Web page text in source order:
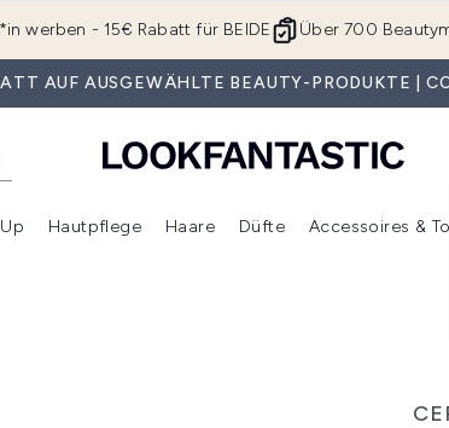
Zum Hauptinhalt springen
Über 700
werben - 15€ Rabatt für BEIDE
AUF AUSGEWÄHLTE BEAUTY-PRODUKTE |
Untermenü Anmelden (Marken) Untermenü Anmelden (Beauty Box) Untermenü Anmelden (Make-Up)
Hautpflege
Untermenü Anmelden (Hautpflege)
Haare
Untermenü
Düfte Accessoires &